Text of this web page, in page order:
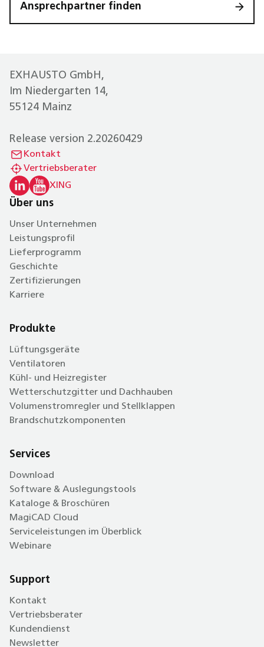
Ansprechpartner finden
EXHAUSTO GmbH,
Im Niedergarten 14,
55124 Mainz
Release version 2.20260429
Kontakt
Vertriebsberater
XING
Über uns
Unser Unternehmen
Leistungsprofil
Lieferprogramm
Geschichte
Zertifizierungen
Karriere
Produkte
Lüftungsgeräte
Ventilatoren
Kühl- und Heizregister
Wetterschutzgitter und Dachhauben
Volumenstromregler und Stellklappen
Brandschutzkomponenten
Services
Download
Software & Auslegungstools
Kataloge & Broschüren
MagiCAD Cloud
Serviceleistungen im Überblick
Webinare
Support
Kontakt
Vertriebsberater
Kundendienst
Newsletter